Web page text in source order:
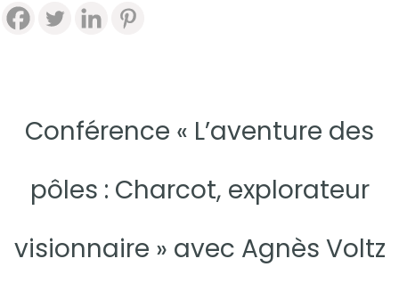
Conférence « L’aventure des
pôles : Charcot, explorateur
visionnaire » avec Agnès Voltz